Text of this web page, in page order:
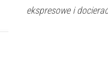
ekspresowe i